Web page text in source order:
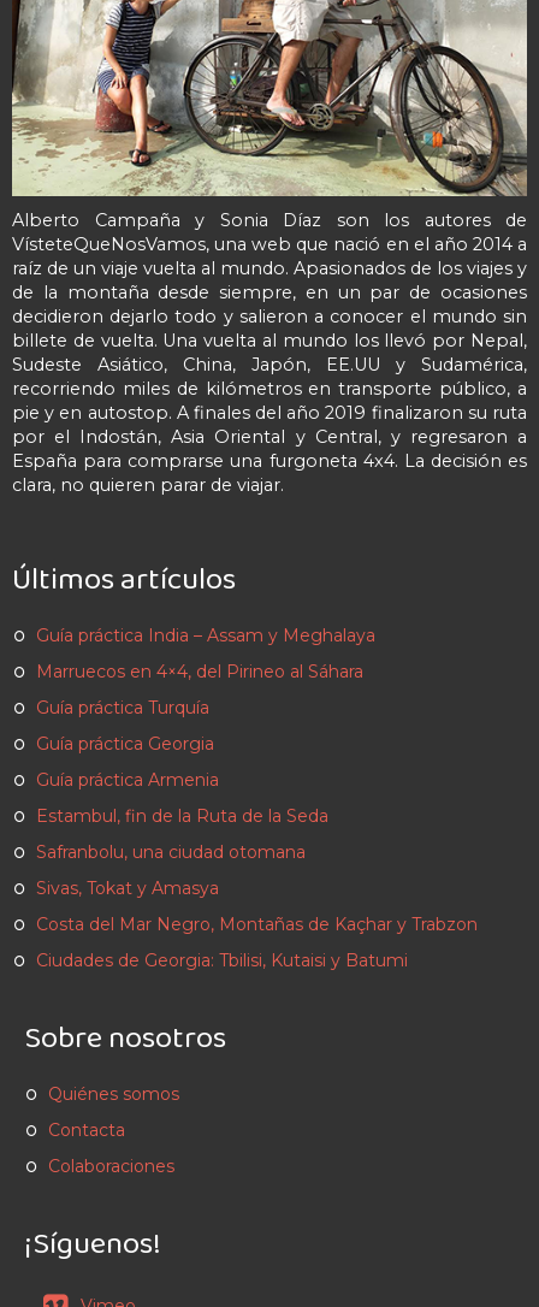
Alberto Campaña y Sonia Díaz son los autores de
VísteteQueNosVamos, una web que nació en el año 2014 a
raíz de un viaje vuelta al mundo. Apasionados de los viajes y
de la montaña desde siempre, en un par de ocasiones
decidieron dejarlo todo y salieron a conocer el mundo sin
billete de vuelta. Una vuelta al mundo los llevó por Nepal,
Sudeste Asiático, China, Japón, EE.UU y Sudamérica,
recorriendo miles de kilómetros en transporte público, a
pie y en autostop. A finales del año 2019 finalizaron su ruta
por el Indostán, Asia Oriental y Central, y regresaron a
España para comprarse una furgoneta 4x4. La decisión es
clara, no quieren parar de viajar.
Últimos artículos
Guía práctica India – Assam y Meghalaya
Marruecos en 4×4, del Pirineo al Sáhara
Guía práctica Turquía
Guía práctica Georgia
Guía práctica Armenia
Estambul, fin de la Ruta de la Seda
Safranbolu, una ciudad otomana
Sivas, Tokat y Amasya
Costa del Mar Negro, Montañas de Kaçhar y Trabzon
Ciudades de Georgia: Tbilisi, Kutaisi y Batumi
Sobre nosotros
Quiénes somos
Contacta
Colaboraciones
¡Síguenos!